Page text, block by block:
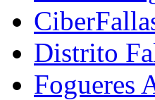
Distrito
Fogueres